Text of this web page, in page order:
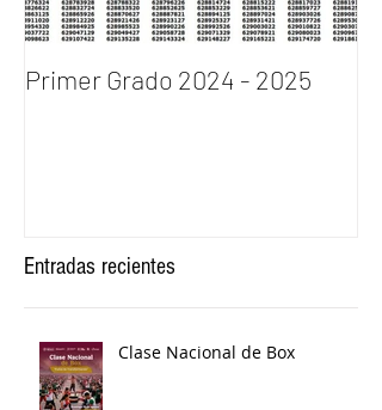
Primer Grado 2024 - 2025
Entradas recientes
Clase Nacional de Box